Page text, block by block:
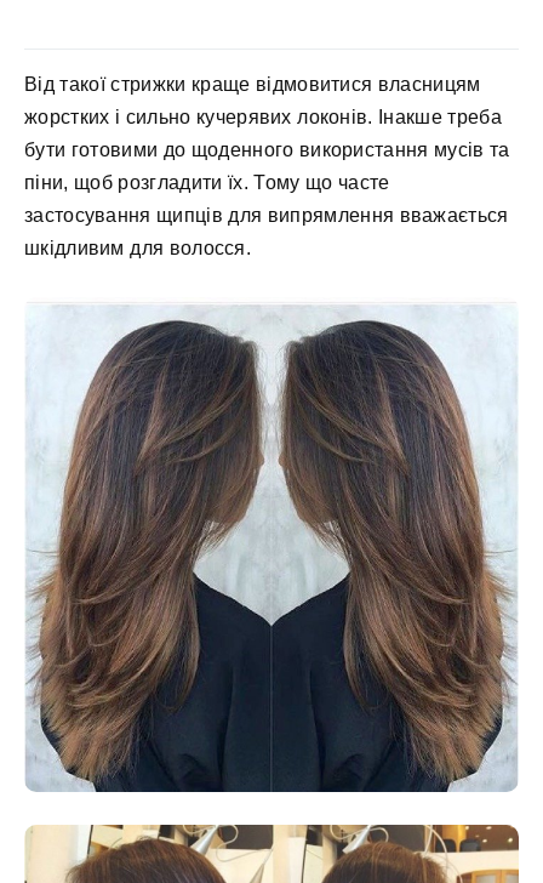
Від такої стрижки краще відмовитися власницям
жорстких і сильно кучерявих локонів. Інакше треба
бути готовими до щоденного використання мусів та
піни, щоб розгладити їх. Тому що часте
застосування щипців для випрямлення вважається
шкідливим для волосся.